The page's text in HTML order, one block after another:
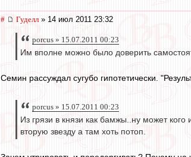
# Гуделл » 14 июл 2011 23:32
porcus » 15.07.2011 00:23
Им вполне можно было доверить
Семин рассуждал сугубо гипотетически.
porcus » 15.07.2011 00:23
Из грязи в князи как бамжы..ну может
вторую звезду а там хоть потоп.